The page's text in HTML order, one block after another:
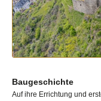
Baugeschichte
Auf ihre Errichtung und